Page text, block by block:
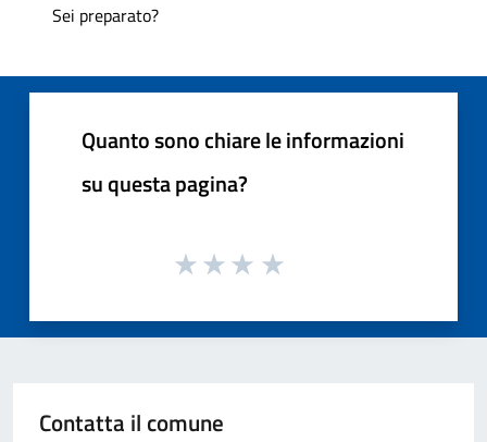
Sei preparato?
Quanto sono chiare le informazioni
su questa pagina?
Contatta il comune